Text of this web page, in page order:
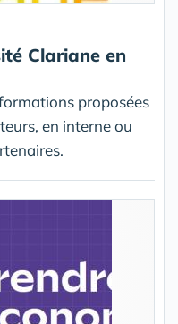
Clariane en
proposées
en interne ou